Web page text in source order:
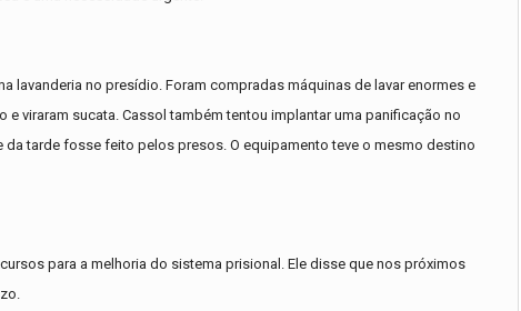
lavanderia no presídio. Foram compradas máquinas de lavar enormes e
viraram sucata. Cassol também tentou implantar uma panificação no
tarde fosse feito pelos presos. O equipamento teve o mesmo destino
para a melhoria do sistema prisional. Ele disse que nos próximos